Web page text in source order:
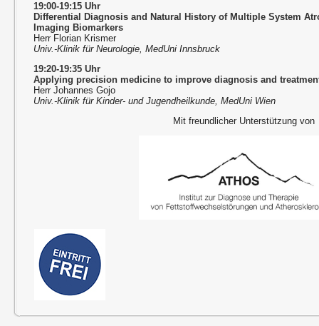
19:00-19:15 Uhr
Differential Diagnosis and Natural History of Multiple System
Imaging Biomarkers
Herr Florian Krismer
Univ.-Klinik für Neurologie, MedUni Innsbruck
19:20-19:35 Uhr
Applying precision medicine to improve diagnosis and
Herr Johannes Gojo
Univ.-Klinik für Kinder- und Jugendheilkunde, MedUni Wien
Mit freundlicher Unterstützung von